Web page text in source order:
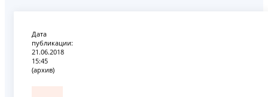
Дата
публикации:
21.06.2018
15:45
(архив)